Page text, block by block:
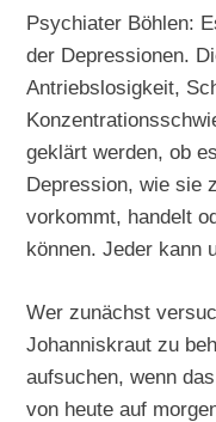
Psychiater Böhlen:
der Depressionen.
Antriebslosigkeit,
geklärt werden, ob
Depression, wie sie
vorkommt, handelt
können. Jeder kann
Wer zunächst
Johanniskraut zu
aufsuchen, wenn
von heute auf